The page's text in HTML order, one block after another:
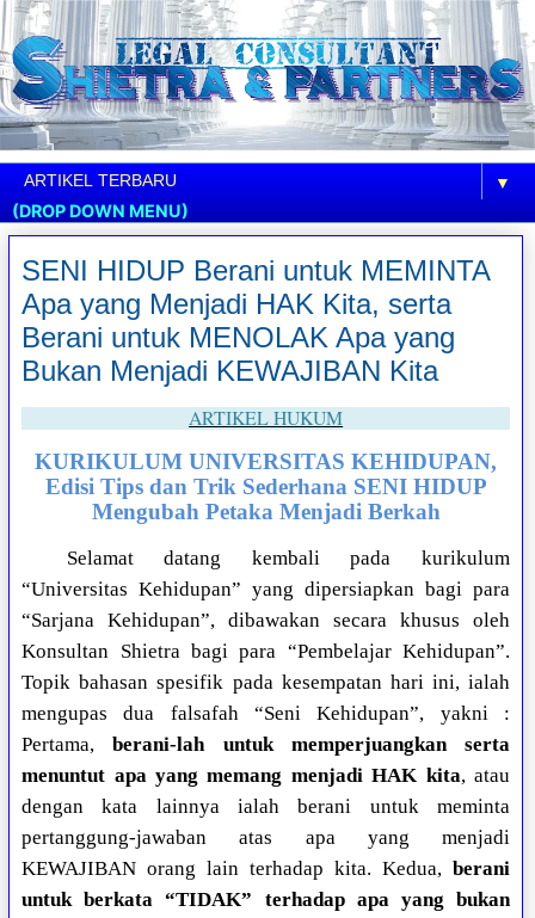
▼
(DROP DOWN MENU)
SENI HIDUP Berani untuk MEMINTA
Apa yang Menjadi HAK Kita, serta
Berani untuk MENOLAK Apa yang
Bukan Menjadi KEWAJIBAN Kita
ARTIKEL HUKUM
KURIKULUM UNIVERSITAS KEHIDUPAN,
Edisi Tips dan Trik Sederhana SENI HIDUP
Mengubah Petaka Menjadi Berkah
Selamat datang kembali pada kurikulum
“Universitas Kehidupan” yang dipersiapkan bagi para
“Sarjana Kehidupan”, dibawakan secara khusus oleh
Konsultan Shietra bagi para “Pembelajar Kehidupan”.
Topik bahasan spesifik pada kesempatan hari ini, ialah
mengupas dua falsafah “Seni Kehidupan”, yakni :
Pertama,berani-lah untuk memperjuangkan serta
menuntut apa yang memang menjadi HAK kita, atau
dengan kata lainnya ialah berani untuk meminta
pertanggung-jawaban atas apa yang menjadi
KEWAJIBAN orang lain terhadap kita. Kedua, berani
untuk berkata “TIDAK” terhadap apa yang bukan